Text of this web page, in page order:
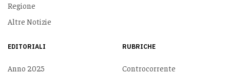
Regione
Altre Notizie
EDITORIALI
Anno 2025
RUBRICHE
Controcorrente